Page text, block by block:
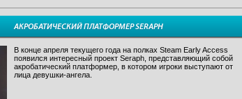
АКРОБАТИЧЕСКИЙ ПЛАТФОРМЕР SERAPH
В конце апреля текущего года на полках Steam Early Access
появился интересный проект Seraph, представляющий собой
акробатический платформер, в котором игроки выступают от
лица девушки-ангела.